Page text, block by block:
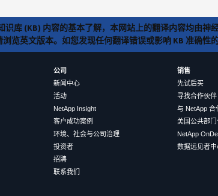
识库 (KB) 内容的基本了解，本网站上的翻译内容均由
览英文版本。如您发现任何翻译错误或影响 KB 准确性
公司
新闻中心
活动
NetApp Insight
客户成功案例
环境、社会与公司治理
投资者
招聘
联系我们
销售
先试后买
寻找合作伙伴
与 NetApp 合
美国公共部门
NetApp
数据远见者中